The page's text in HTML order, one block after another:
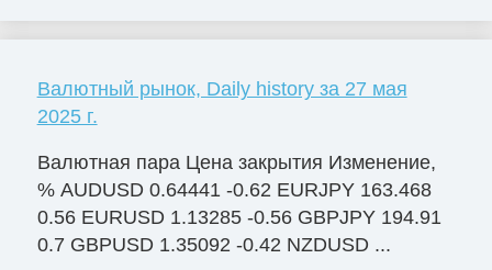
Валютный рынок, Daily history за 27 мая
2025 г.
Валютная пара Цена закрытия Изменение,
% AUDUSD 0.64441 -0.62 EURJPY 163.468
0.56 EURUSD 1.13285 -0.56 GBPJPY 194.91
0.7 GBPUSD 1.35092 -0.42 NZDUSD ...